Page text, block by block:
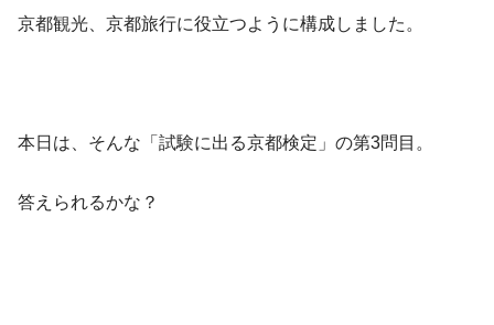
京都観光、京都旅行に役立つように構成しました。
本日は、そんな「試験に出る京都検定」の第3問目。
答えられるかな？